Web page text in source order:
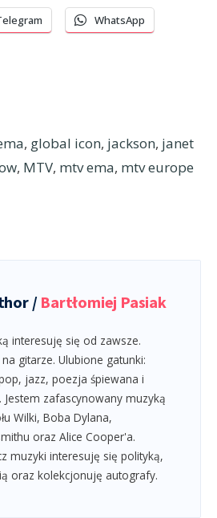
WhatsApp
, global icon, jackson, janet
, MTV, mtv ema, mtv europe
/ Bartłomiej Pasiak
interesuję się od zawsze.
gitarze. Ulubione gatunki:
jazz, poezja śpiewana i
Jestem zafascynowany muzyką
Wilki, Boba Dylana,
oraz Alice Cooper'a.
muzyki interesuję się polityką,
oraz kolekcjonuję autografy.